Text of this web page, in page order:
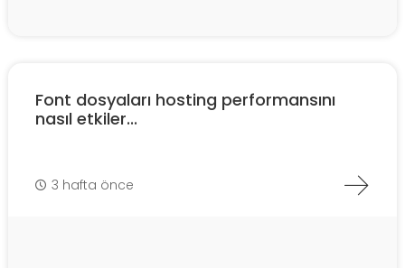
Font dosyaları hosting performansını
nasıl etkiler...
3 hafta önce